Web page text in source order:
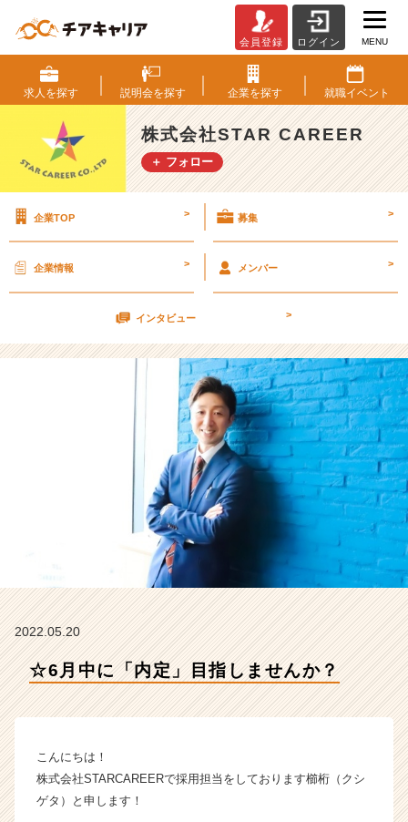
6
月
中
に
「内
定」
ま
か？
【株
会
A
R
E
E
R
の
ラ
イ
|
チ
会員登録 ログイン MENU
求人を探す 説明会を探す 企業を探す 就職イベント
株式会社STAR CAREER
＋ フォロー
企業TOP > 募集 >
企業情報 > メンバー >
インタビュー >
2022.05.20
☆6月中に「内定」目指しませんか？
こんにちは！
株式会社STARCAREERで採用担当をしております櫛桁（クシ
ゲタ）と申します！